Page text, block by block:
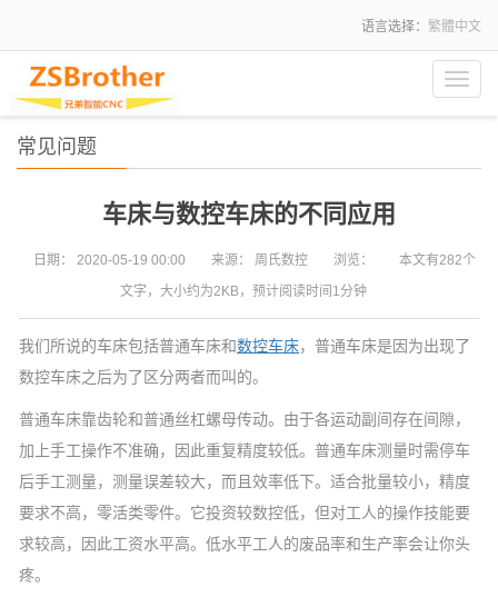
语言选择： 繁體中文
常见问题
车床与数控车床的不同应用
日期： 2020-05-19 00:00 来源： 周氏数控 浏览：
本文有282个
文字，大小约为2KB，预计阅读时间1分钟
我们所说的车床包括普通车床和数控车床，普通车床是因为出现了
数控车床之后为了区分两者而叫的。
普通车床靠齿轮和普通丝杠螺母传动。由于各运动副间存在间隙，
加上手工操作不准确，因此重复精度较低。普通车床测量时需停车
后手工测量，测量误差较大，而且效率低下。适合批量较小，精度
要求不高，零活类零件。它投资较数控低，但对工人的操作技能要
求较高，因此工资水平高。低水平工人的废品率和生产率会让你头
疼。